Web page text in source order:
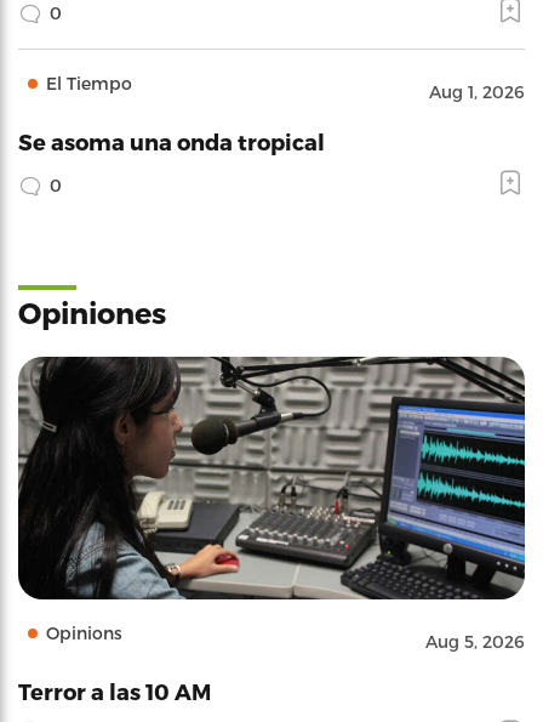
0
El Tiempo Aug 1, 2026
Se asoma una onda tropical
0
Opiniones
Opinions Aug 5, 2026
Terror a las 10 AM